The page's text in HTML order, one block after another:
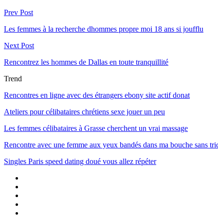
Prev Post
Les femmes à la recherche dhommes propre moi 18 ans si joufflu
Next Post
Rencontrez les hommes de Dallas en toute tranquillité
Trend
Rencontres en ligne avec des étrangers ebony site actif donat
Ateliers pour célibataires chrétiens sexe jouer un peu
Les femmes célibataires à Grasse cherchent un vrai massage
Rencontre avec une femme aux yeux bandés dans ma bouche sans
Singles Paris speed dating doué vous allez répéter